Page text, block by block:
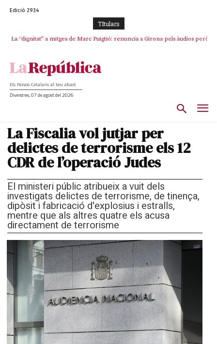
Edició 2934
TItulars
La “dignitat” a mitges de Marc Puigtió: renuncia a Girona pels àudios però
Els Països Catalans al teu abast
Divendres, 07 de agost del 2026
La Fiscalia vol jutjar per
delictes de terrorisme els 12
CDR de l’operació Judes
El ministeri públic atribueix a vuit dels
investigats delictes de terrorisme, de tinença,
dipòsit i fabricació d'explosius i estralls,
mentre que als altres quatre els acusa
directament de terrorisme